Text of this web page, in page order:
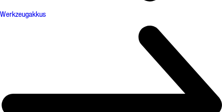
Werkzeugakkus